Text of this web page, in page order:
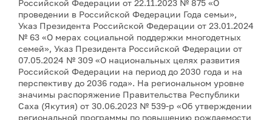
Российской Федерации от 22.11.2023 № 875 «О
проведении в Российской Федерации Года семьи»,
Указ Президента Российской Федерации от 23.01.2024
№ 63 «О мерах социальной поддержки многодетных
семей», Указ Президента Российской Федерации от
07.05.2024 № 309 «О национальных целях развития
Российской Федерации на период до 2030 года и на
перспективу до 2036 года». На региональном уровне
значимы распоряжение Правительства Республики
Саха (Якутия) от 30.06.2023 № 539-р «Об утверждении
региональной программы по повышению рождаемости